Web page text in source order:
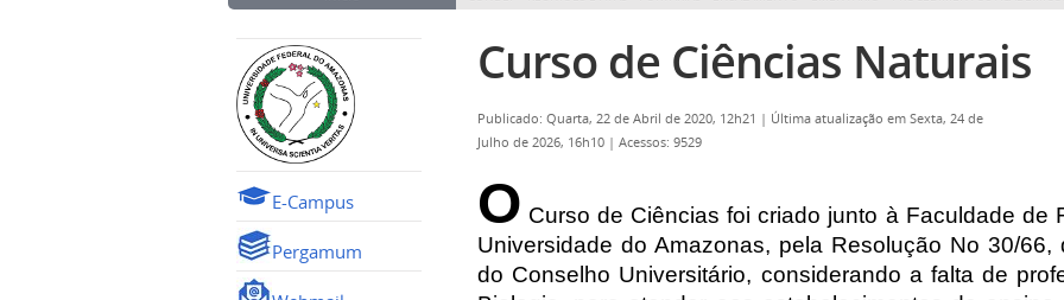
E-Campus
Pergamum
Curso de Ciências Naturais
Publicado: Quarta, 22 de Abril de 2020, 12h21 | Última atualização em Sexta, 24 de
Julho de 2026, 16h10 | Acessos: 9529
O Curso de Ciências foi criado junto à Faculdade de
Universidade do Amazonas, pela Resolução No 30/
do Conselho Universitário, considerando a falta de